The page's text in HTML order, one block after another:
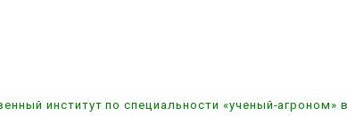
институт по специальности «ученый-